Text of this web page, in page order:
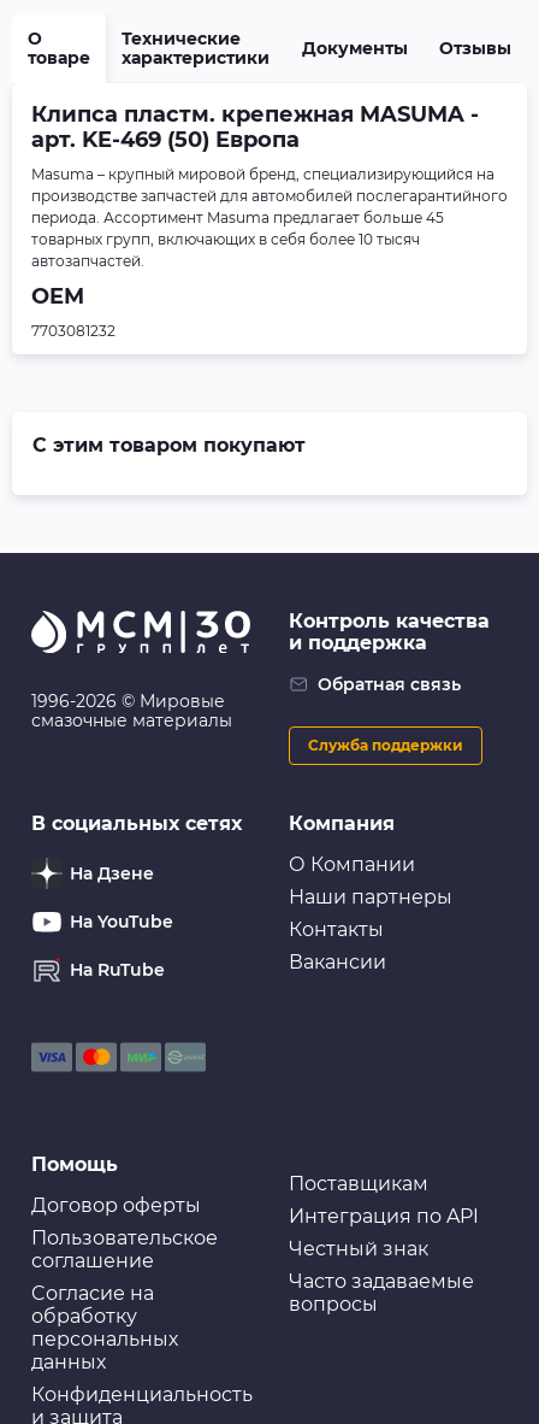
О
товаре
Технические
характеристики
Документы Отзывы
Клипса пластм. крепежная MASUMA -
арт. KE-469 (50) Европа
Masuma – крупный мировой бренд, специализирующийся на
производстве запчастей для автомобилей послегарантийного
периода. Ассортимент Masuma предлагает больше 45
товарных групп, включающих в себя более 10 тысяч
автозапчастей.
OEM
7703081232
С этим товаром покупают
1996-2026 © Мировые
смазочные материалы
Компания
О Компании
Наши партнеры
Контакты
Вакансии
Помощь
Договор оферты
Пользовательское
соглашение
Cогласие на
обработку
персональных
данных
Конфиденциальность
и защита
Поставщикам
Интеграция по API
Честный знак
Часто задаваемые
вопросы
Контроль качества
и поддержка
Обратная связь
Служба поддержки
В социальных сетях
На Дзене
На YouTube
На RuTube